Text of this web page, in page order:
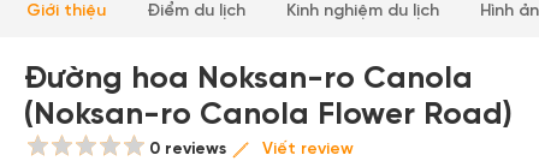
Giới thiệu Điểm du lịch Kinh nghiệm du lịch Hình
Đường hoa Noksan-ro Canola
(Noksan-ro Canola Flower Road)
0 reviews Viết review